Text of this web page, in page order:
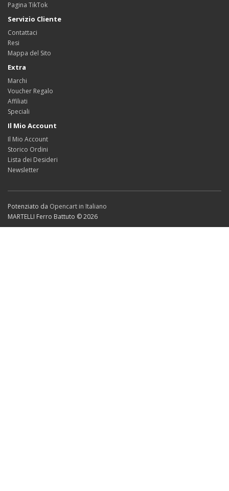
Pagina TikTok
Servizio Cliente
Contattaci
Resi
Mappa del Sito
Extra
Marchi
Voucher Regalo
Affiliati
Speciali
Il Mio Account
Il Mio Account
Storico Ordini
Lista dei Desideri
Newsletter
Potenziato da Opencart in Italiano
MARTELLI Ferro Battuto © 2026